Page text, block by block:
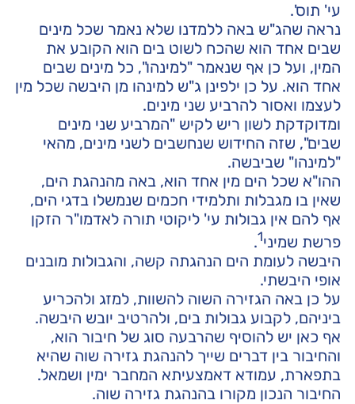
עי' תוס'.
נראה שהג"ש באה ללמדנו שלא נאמר שכל מינים
שבים אחד הוא שהכח לשוט בים הוא הקובע את
המין, ועל כן אף שנאמר "למינהו", כל מינים שבים
אחד הוא. על כן ילפינן ג"ש למינהו מן היבשה שכל מין
לעצמו ואסור להרביע שני מינים.
ומדוקדקת לשון ריש לקיש "המרביע שני מינים
שבים", שזה החידוש שנחשבים לשני מינים, מהאי
"למינהו" שביבשה.
ההו"א שכל הים מין אחד הוא, באה מהנהגת הים,
שאין בו מגבלות ותלמידי חכמים שנמשלו בדגי הים,
אף להם אין גבולות עי' ליקוטי תורה לאדמו"ר הזקן
פרשת שמיני1
.
היבשה לעומת הים הנהגתה קשה, והגבולות מובנים
אופי היבשתי.
על כן באה הגזירה השוה להשוות, למזג ולהכריע
ביניהם, לקבוע גבולות בים, ולהרטיב יובש היבשה.
אף כאן יש להוסיף שהרבעה סוג של חיבור הוא,
והחיבור בין דברים שייך להנהגת גזירה שוה שהיא
בתפארת, עמודא דאמצעיתא המחבר ימין ושמאל.
החיבור הנכון מקורו בהנהגת גזירה שוה.